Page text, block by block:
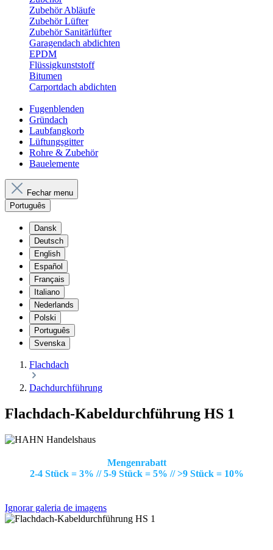
Zubehör Abläufe
Zubehör Lüfter
Zubehör Sanitärlüfter
Garagendach abdichten
EPDM
Flüssigkunststoff
Bitumen
Carportdach abdichten
Fugenblenden
Gründach
Laubfangkorb
Lüftungsgitter
Rohre & Zubehör
Bauelemente
Fechar menu
Português
Dansk
Deutsch
English
Español
Français
Italiano
Nederlands
Polski
Português
Svenska
Flachdach
Dachdurchführung
Flachdach-Kabeldurchführung HS 1
Mengenrabatt
2-4 Stück = 3% // 5-9 Stück = 5% // >9 Stück = 10%
Ignorar galeria de imagens